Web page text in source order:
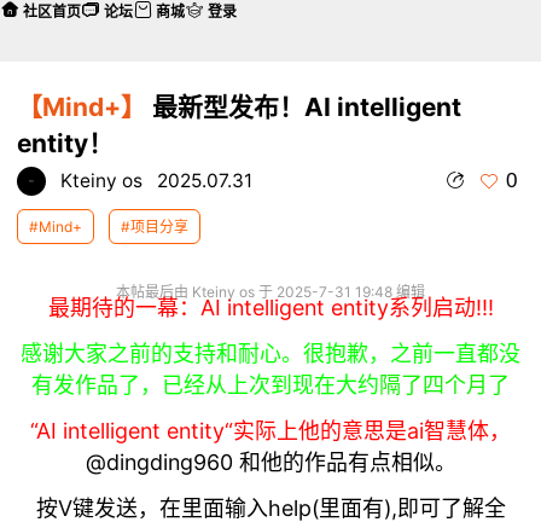
【Mind+】
最新型发布！AI intelligent
entity！
Kteiny os 2025.07.31 0
#Mind+ #项目分享
本帖最后由 Kteiny os 于 2025-7-31 19:48 编辑
最期待的一幕：AI intelligent entity系列启动!!!
感谢大家之前的支持和耐心。很抱歉，之前一直都没
有发作品了，已经从上次到现在大约隔了四个月 了
“AI intelligent entity“实际上他的意思是ai智慧体，
@dingding960和他的作品有点相似。
按V键发送，在里面输入help(里面有),即可了解全
社区首页 论坛 商城 登录